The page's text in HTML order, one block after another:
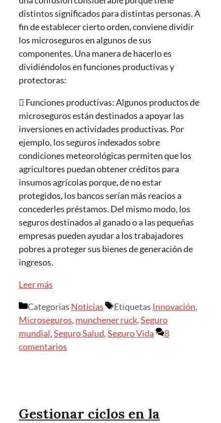
distintos significados para distintas personas. A
fin de establecer cierto orden, conviene dividir
los microseguros en algunos de sus
componentes. Una manera de hacerlo es
dividiéndolos en funciones productivas y
protectoras:
 Funciones productivas: Algunos productos de
microseguros están destinados a apoyar las
inversiones en actividades productivas. Por
ejemplo, los seguros indexados sobre
condiciones meteorológicas permiten que los
agricultores puedan obtener créditos para
insumos agrícolas porque, de no estar
protegidos, los bancos serían más reacios a
concederles préstamos. Del mismo modo, los
seguros destinados al ganado o a las pequeñas
empresas pueden ayudar a los trabajadores
pobres a proteger sus bienes de generación de
ingresos.
Leer más
Categorías Noticias Etiquetas Innovación,
Microseguros, munchener ruck,Seguro
mundial,Seguro Salud,Seguro Vida
8
comentarios
Gestionar ciclos en la